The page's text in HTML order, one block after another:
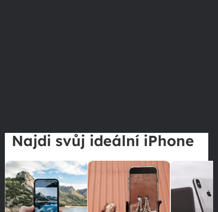
Najdi svůj ideální iPhone